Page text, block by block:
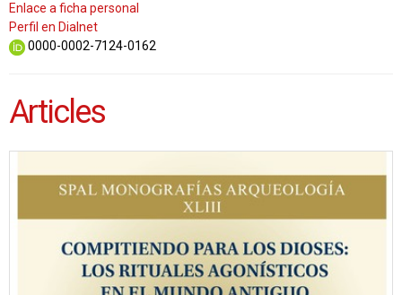
Enlace a ficha personal
Perfil en Dialnet
0000-0002-7124-0162
Articles